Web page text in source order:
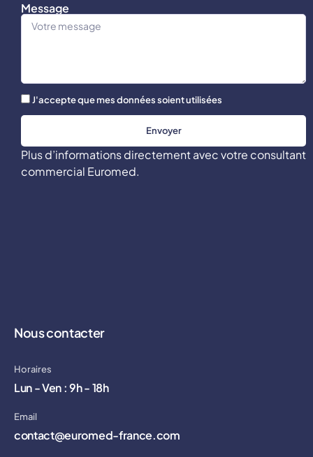
Message
J'accepte que mes données soient utilisées
Envoyer
Plus d’informations directement avec votre consultant
commercial Euromed.
Nous contacter
Horaires
Lun - Ven : 9h - 18h
Email
contact@euromed-france.com